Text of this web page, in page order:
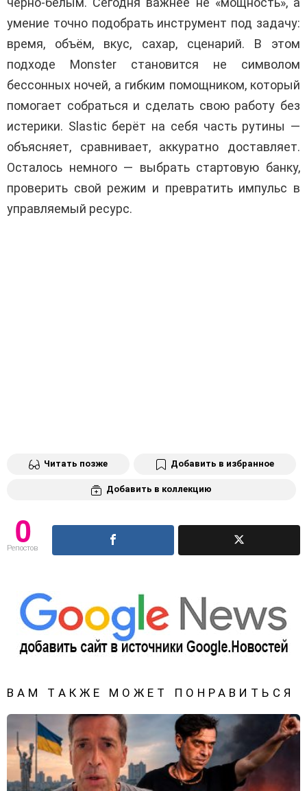
умение точно подобрать инструмент под задачу:
время, объём, вкус, сахар, сценарий. В этом
подходе Monster становится не символом
бессонных ночей, а гибким помощником, который
помогает собраться и сделать свою работу без
истерики. Slastic берёт на себя часть рутины —
объясняет, сравнивает, аккуратно доставляет.
Осталось немного — выбрать стартовую банку,
проверить свой режим и превратить импульс в
управляемый ресурс.
Читать позже Добавить в избранное
Добавить в коллекцию
0
Репостов
ВАМ ТАКЖЕ МОЖЕТ ПОНРАВИТЬСЯ